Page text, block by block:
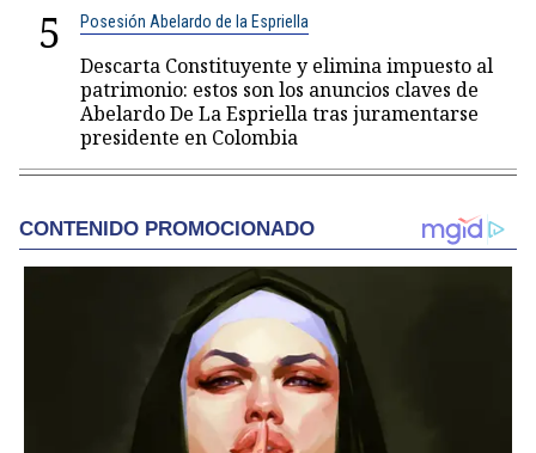
5 Posesión Abelardo de la Espriella
Descarta Constituyente y elimina impuesto al
patrimonio: estos son los anuncios claves de
Abelardo De La Espriella tras juramentarse
presidente en Colombia